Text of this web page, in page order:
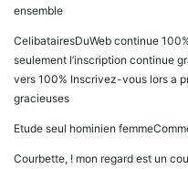
ensemble
CelibatairesDuWeb continue
seulement l’inscription continue
vers 100% Inscrivez-vous lors a
gracieuses
Etude seul hominien
Courbette, ! mon regard est un